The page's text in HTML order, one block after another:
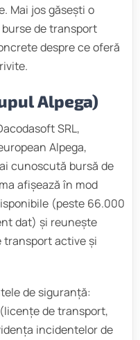
Mai jos găsești o
de transport
despre ce oferă
Alpega)
SRL,
Alpega,
cunoscută bursă de
afișează în mod
(peste 66.000
dat) și reunește
transport active și
de siguranță:
de transport,
incidentelor de